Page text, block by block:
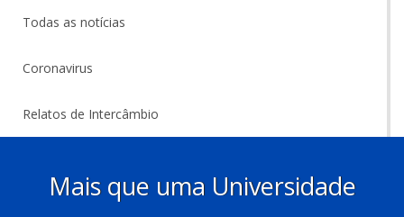
Todas as notícias
Coronavirus
Relatos de Intercâmbio
Mais que uma Universidade